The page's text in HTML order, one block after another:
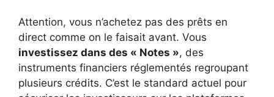
Attention, vous n’achetez pas des prêts en
direct comme on le faisait avant. Vous
investissez dans des « Notes », des
instruments financiers réglementés regroupant
plusieurs crédits. C’est le standard actuel pour